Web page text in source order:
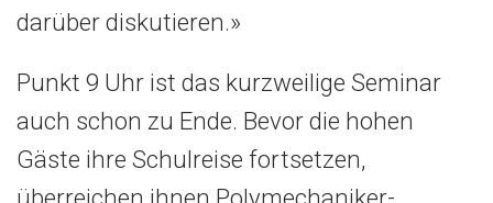
darüber diskutieren.»
Punkt 9 Uhr ist das kurzweilige Seminar
auch schon zu Ende. Bevor die hohen
Gäste ihre Schulreise fortsetzen,